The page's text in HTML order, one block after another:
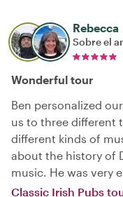
Rebecca
Sobre el
Wonderful tour
Ben personalized
us to three different
different kinds of
about the history of
music. He was very
Classic Irish Pubs